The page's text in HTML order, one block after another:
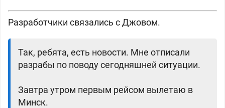
Разработчики связались с Джовом.
Так, ребята, есть новости. Мне отписали
разрабы по поводу сегодняшней ситуации.
Завтра утром первым рейсом вылетаю в
Минск.